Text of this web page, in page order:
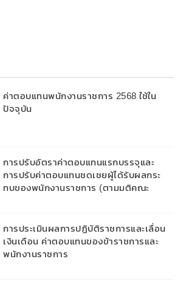
ค่าตอบแทนพนักงานราชการ 2568 ใช้ใน
ปัจจุบัน
การปรับอัตราค่าตอบแทนแรกบรรจุและ
การปรับค่าตอบแทนชดเชยผู้ได้รับผลกระ
ทบของพนักงานราชการ (ตามมติคณะ
การประเมินผลการปฏิบัติราชการและเลื่อน
เงินเดือน ค่าตอบแทนของข้าราชการและ
พนักงานราชการ